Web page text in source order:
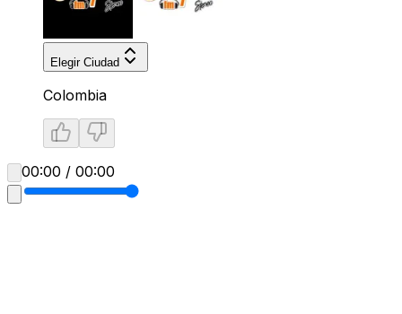
Elegir Ciudad
Colombia
00:00 / 00:00